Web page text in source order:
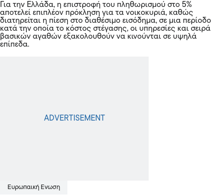
Για την Ελλάδα, η επιστροφή του πληθωρισμού στο 5%
αποτελεί επιπλέον πρόκληση για τα νοικοκυριά, καθώς
διατηρείται η πίεση στο διαθέσιμο εισόδημα, σε μια περίοδο
κατά την οποία το κόστος στέγασης, οι υπηρεσίες και σειρά
βασικών αγαθών εξακολουθούν να κινούνται σε υψηλά
επίπεδα.
Ευρωπαική Ενωση